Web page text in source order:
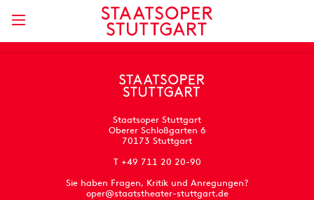
Staatsoper Stuttgart
Oberer Schloßgarten 6
70173 Stuttgart
T +49 711 20 20-90
Sie haben Fragen, Kritik und Anregungen?
oper@staatstheater-stuttgart.de